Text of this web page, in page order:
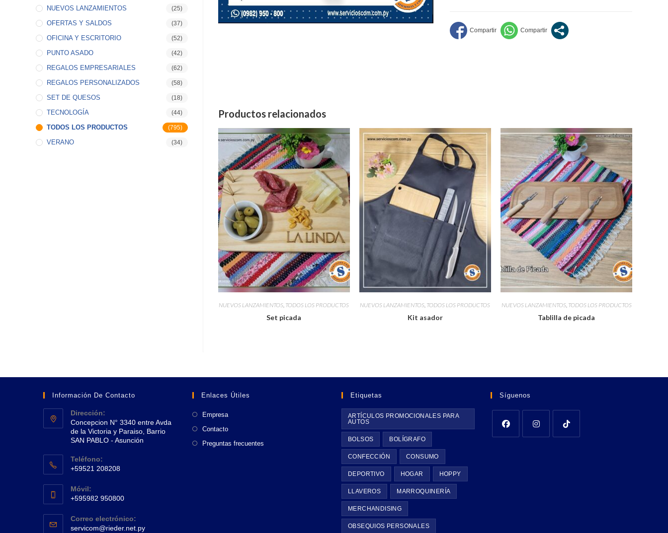
Productos relacionados
NUEVOS LANZAMIENTOS, TODOS LOS PRODUCTOS
Set picada
NUEVOS LANZAMIENTOS, TODOS LOS PRODUCTOS
Kit asador
NUEVOS LANZAMIENTOS, TODOS LOS PRODUCTOS
Tablilla de picada
NUEVOS LANZAMIENTOS (25)
OFERTAS Y SALDOS (37)
OFICINA Y ESCRITORIO (52)
PUNTO ASADO (42)
REGALOS EMPRESARIALES (62)
REGALOS PERSONALIZADOS (58)
SET DE QUESOS (18)
TECNOLOGÍA (44)
TODOS LOS PRODUCTOS (795)
VERANO (34)
Información De Contacto
Dirección:
Concepcion N° 3340 entre Avda
de la Victoria y Paraiso, Barrio
SAN PABLO - Asunción
abre
una
nueva
Teléfono:
+59521 208208
abre
en
tu
aplicación
Móvil:
+595982 950800
abre
Correo electrónico:
servicom@rieder.net.pySe
Enlaces Útiles
Empresa
Contacto
Preguntas frecuentes
Etiquetas
ARTÍCULOS PROMOCIONALES PARA
AUTOS
BOLSOS BOLÍGRAFO
CONFECCIÓN CONSUMO
DEPORTIVO HOGAR HOPPY
LLAVEROS MARROQUINERÍA
MERCHANDISING
OBSEQUIOS PERSONALES
Síguenos